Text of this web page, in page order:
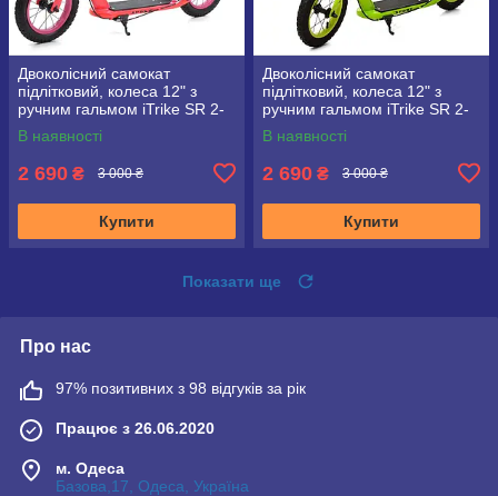
Двоколісний самокат
підлітковий, колеса 12" з
ручним гальмом iTrike SR 2-
043-1 Рожевий
В наявності
2 690 ₴ 3 000 ₴
Купити
Двоколісний самокат
підлітковий, колеса 12" з
ручним гальмом iTrike SR 2-
043-1 Зелений
В наявності
2 690 ₴ 3 000 ₴
Купити
Показати ще
Про нас
97% позитивних з 98 відгуків за рік
Працює з 26.06.2020
м. Одеса
Базова,17, Одеса, Україна